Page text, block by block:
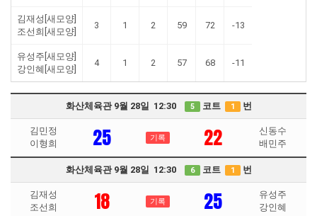
김재성[새모양]
조선희[새모양]
3 1 2 59 72 -13
유성주[새모양]
강인혜[새모양]
4 1 2 57 68 -11
화산체육관 9월 28일 12:30 5 코트 1 번
김민정
이형희
25 기록 22
신동수
배민주
화산체육관 9월 28일 12:30 6 코트 1 번
김재성
조선희
18 기록 25
유성주
강인혜